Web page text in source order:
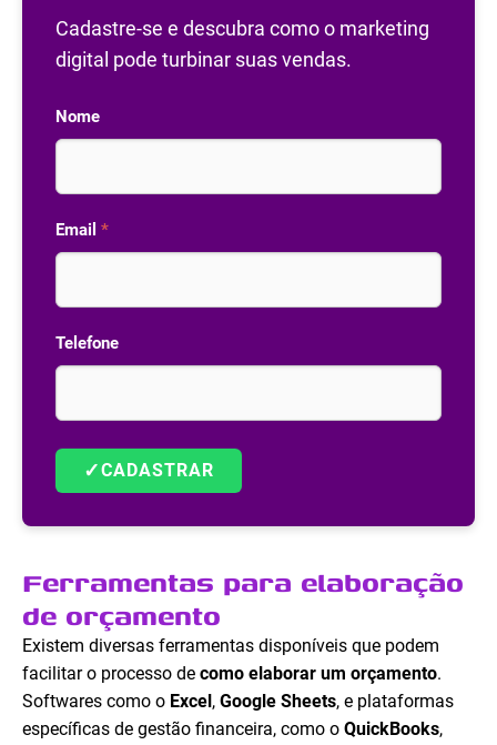
Cadastre-se e descubra como o marketing
digital pode turbinar suas vendas.
Nome
Email *
Telefone
✓CADASTRAR
Ferramentas para elaboração
de orçamento
Existem diversas ferramentas disponíveis que podem
facilitar o processo de como elaborar um orçamento.
Softwares como o Excel , Google Sheets, e plataformas
específicas de gestão financeira, como o QuickBooks,